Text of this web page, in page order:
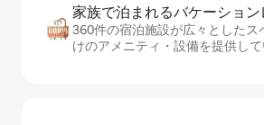
家族で泊まれるバ⁠ケ⁠ー⁠シ⁠ョ⁠
360件の宿泊施設が広々としたス
けのアメニティ・設備を提供し